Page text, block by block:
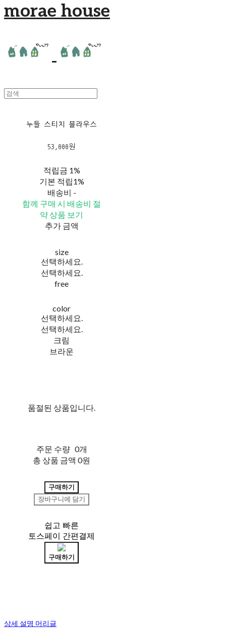
morae house
누들 스티치 블라우스
53,000원
적립금 1%
기본 적립1%
배송비 -
함께 구매 시 배송비 절
약 상품 보기
추가 금액
size
선택하세요.
선택하세요.
free
color
선택하세요.
선택하세요.
크림
브라운
품절된 상품입니다.
주문 수량 0개
총 상품 금액 0원
구매하기
장바구니에 담기
쉽고 빠른
토스페이 간편결제
구매하기
상세 설명 머리글